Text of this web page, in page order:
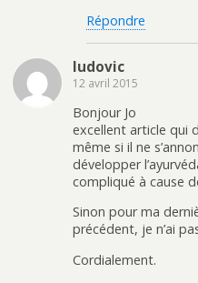
Répondre
ludovic
12 avril 2015
Bonjour Jo
excellent article qui
même si il ne
développer
compliqué à cause
Sinon pour ma
précédent, je n’ai
Cordialement.